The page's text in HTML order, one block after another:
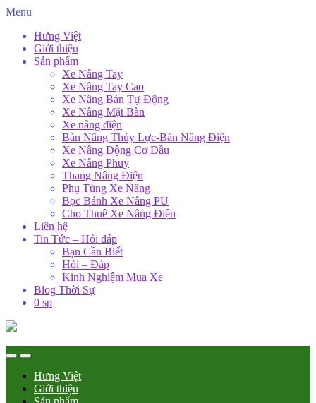
Menu
Hưng Việt
Giới thiệu
Sản phẩm
Xe Nâng Tay
Xe Nâng Tay Cao
Xe Nâng Bán Tự Động
Xe Nâng Mặt Bàn
Xe nâng điện
Bàn Nâng Thủy Lực-Bàn Nâng Điện
Xe Nâng Động Cơ Dầu
Xe Nâng Phuy
Thang Nâng Điện
Phụ Tùng Xe Nâng
Bọc Bánh Xe Nâng PU
Cho Thuê Xe Nâng Điện
Liên hệ
Tin Tức – Hỏi đáp
Bạn Cần Biết
Hỏi – Đáp
Kinh Nghiệm Mua Xe
Blog Thời Sự
0 sp
Hưng Việt
Giới thiệu